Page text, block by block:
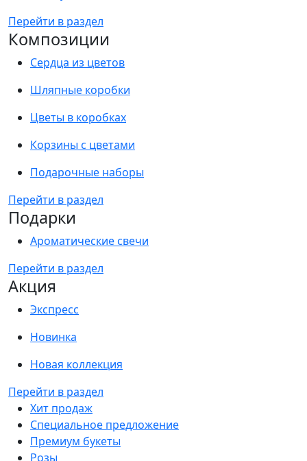
Перейти в раздел
Композиции
Сердца из цветов
Шляпные коробки
Цветы в коробках
Корзины с цветами
Подарочные наборы
Перейти в раздел
Подарки
Ароматические свечи
Перейти в раздел
Акция
Экспресс
Новинка
Новая коллекция
Перейти в раздел
Хит продаж
Специальное предложение
Премиум букеты
Розы